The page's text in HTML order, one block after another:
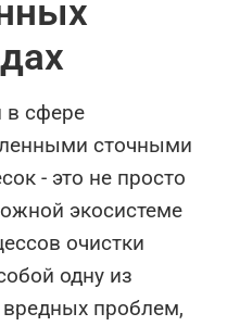
в сфере
сточными
- это не просто
экосистеме
очистки
одну из
проблем,